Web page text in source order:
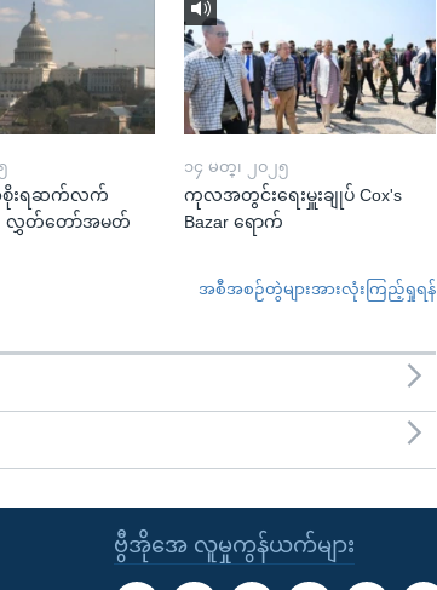
စိုးရဆက်လက်
လွှတ်တော်အမတ်
၁၄ မတ္၊ ၂၀၂၅
ကုလအတွင်းရေးမှူးချုပ် Cox's
Bazar ရောက်
အစီအစဉ်တွဲများအားလုံးကြည့်ရှုရန်
ဗွီအိုအေ လူမှုကွန်ယက်များ